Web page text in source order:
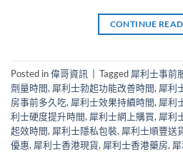
CONTINUE
Posted in偉哥資訊 | Tagged 犀利士事前
劑量時間, 犀利士勃起功能改善時間, 犀利
房事前多久吃, 犀利士效果持續時間, 犀利
利士硬度提升時間, 犀利士網上購買, 犀利
起效時間, 犀利士隱私包裝, 犀利士順豐送
優惠, 犀利士香港現貨, 犀利士香港藥房,